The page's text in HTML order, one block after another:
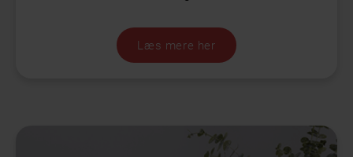
Læs mere her